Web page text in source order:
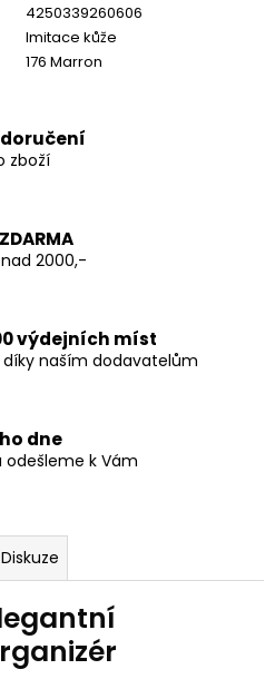
4250339260606
Imitace kůže
176 Marron
zboží
2000,-
výdejních míst
díky naším dodavatelům
dne
odešleme k Vám
Diskuze